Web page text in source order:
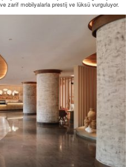
zarif mobilyalarla prestij ve lüksü vurguluyor.